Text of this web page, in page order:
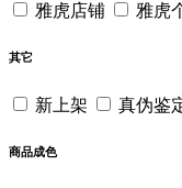
雅虎店铺 雅虎
其它
新上架 真伪鉴
商品成色